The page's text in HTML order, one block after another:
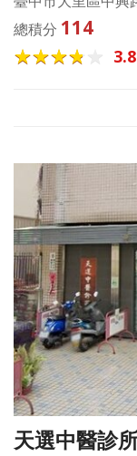
總積分 114
3.8
天選中醫診